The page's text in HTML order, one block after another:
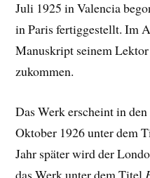
Juli 1925 in Valencia
in Paris fertiggestellt. Im
Manuskript seinem
zukommen.
Das Werk erscheint in
Oktober 1926 unter dem
Jahr später wird der
das Werk unter dem Titel